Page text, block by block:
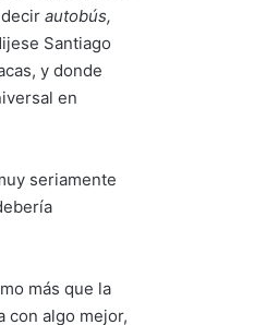
autobús,
Santiago
y donde
en
seriamente
más que la
con algo mejor,